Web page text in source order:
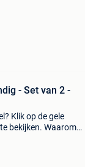
- Set van 2 -
Klik op de gele
bekijken. Waarom